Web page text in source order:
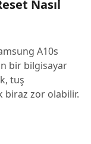
Nasıl
A10s
bir bilgisayar
tuş
biraz zor olabilir.